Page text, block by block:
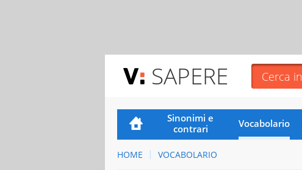
SAPERE
Sinonimi e
contrari
Vocabolario
HOME VOCABOLARIO